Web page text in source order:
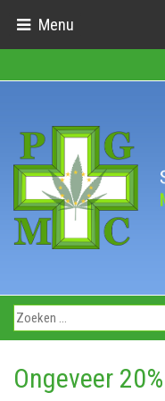
Menu
Ongeveer